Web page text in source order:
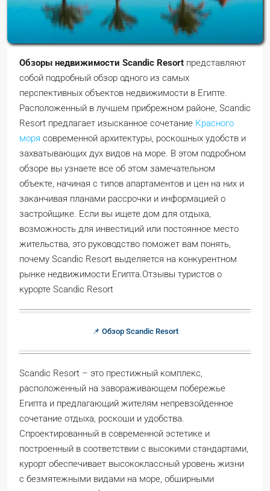
Обзоры недвижимости Scandic Resort представляют
собой подробный обзор одного из самых
перспективных объектов недвижимости в Египте.
Расположенный в лучшем прибрежном районе, Scandic
Resort предлагает изысканное сочетание Красного
моря современной архитектуры, роскошных удобств и
захватывающих дух видов на море. В этом подробном
обзоре вы узнаете все об этом замечательном
объекте, начиная с типов апартаментов и цен на них и
заканчивая планами рассрочки и информацией о
застройщике. Если вы ищете дом для отдыха,
возможность для инвестиций или постоянное место
жительства, это руководство поможет вам понять,
почему Scandic Resort выделяется на конкурентном
рынке недвижимости Египта.Отзывы туристов о
курорте Scandic Resort
📌 Обзор Scandic Resort
Scandic Resort – это престижный комплекс,
расположенный на завораживающем побережье
Египта и предлагающий жителям непревзойденное
сочетание отдыха, роскоши и удобства.
Спроектированный в современной эстетике и
построенный в соответствии с высокими стандартами,
курорт обеспечивает высококлассный уровень жизни
с безмятежными видами на море, обширными